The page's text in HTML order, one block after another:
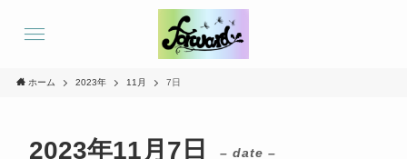
ホーム 2023年 11月 7日
2023年11月7日 – date –